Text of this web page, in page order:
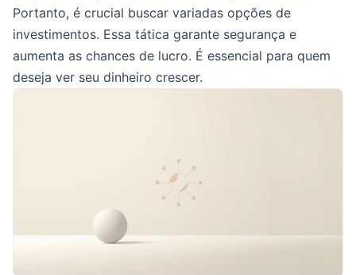
Portanto, é crucial buscar variadas opções de
investimentos. Essa tática garante segurança e
aumenta as chances de lucro. É essencial para quem
deseja ver seu dinheiro crescer.